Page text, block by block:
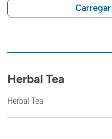
Herbal Tea
Herbal Tea